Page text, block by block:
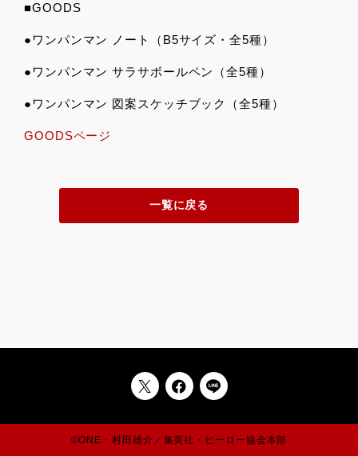
■GOODS
●ワンパンマン ノート（B5サイズ・全5種）
●ワンパンマン サラサボールペン（全5種）
●ワンパンマン 図案スケッチブック（全5種）
GOODSページ
一覧に戻る
©ONE・村田雄介／集英社・ヒーロー協会本部